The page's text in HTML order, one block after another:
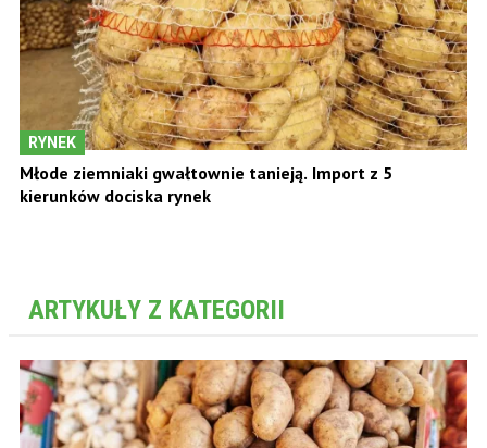
RYNEK
Młode ziemniaki gwałtownie tanieją. Import z 5
kierunków dociska rynek
ARTYKUŁY Z KATEGORII